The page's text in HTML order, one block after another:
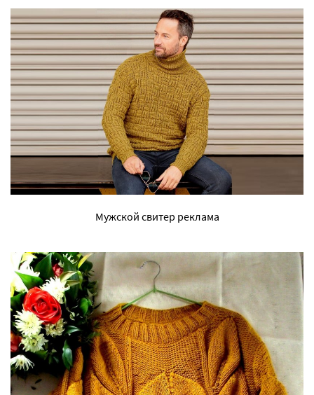
Мужской свитер реклама